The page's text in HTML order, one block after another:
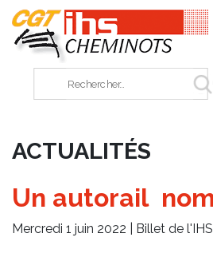
ACTUALITÉS
Un autorail
Mercredi 1 juin 2022 | Billet de l'IHS
Panneau de gestion des cookies